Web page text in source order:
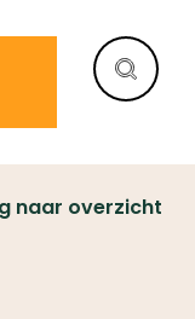
naar overzicht